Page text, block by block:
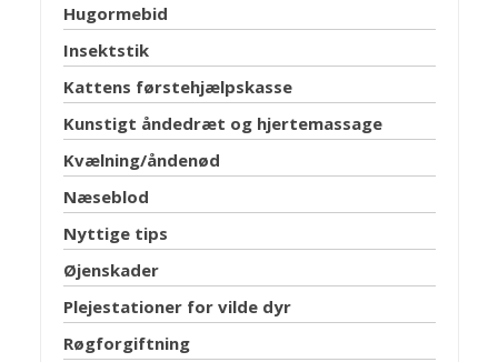
Hugormebid
Insektstik
Kattens førstehjælpskasse
Kunstigt åndedræt og hjertemassage
Kvælning/åndenød
Næseblod
Nyttige tips
Øjenskader
Plejestationer for vilde dyr
Røgforgiftning